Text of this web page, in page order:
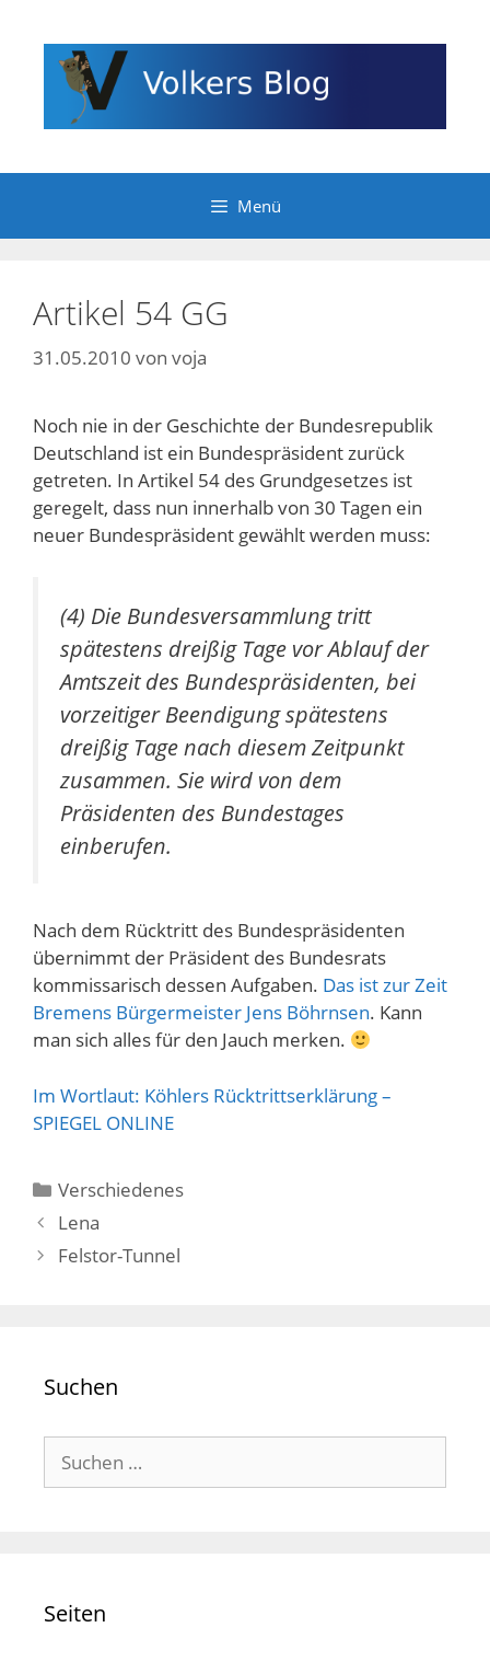
Inhalt
springen
Menü
Artikel 54 GG
31.05.2010 von voja
Noch nie in der Geschichte der Bundesrepublik
Deutschland ist ein Bundespräsident zurück
getreten. In Artikel 54 des Grundgesetzes ist
geregelt, dass nun innerhalb von 30 Tagen ein
neuer Bundespräsident gewählt werden muss:
(4) Die Bundesversammlung tritt
spätestens dreißig Tage vor Ablauf der
Amtszeit des Bundespräsidenten, bei
vorzeitiger Beendigung spätestens
dreißig Tage nach diesem Zeitpunkt
zusammen. Sie wird von dem
Präsidenten des Bundestages
einberufen.
Nach dem Rücktritt des Bundespräsidenten
übernimmt der Präsident des Bundesrats
kommissarisch dessen Aufgaben. Das ist zur Zeit
Bremens Bürgermeister Jens Böhrnsen. Kann
man sich alles für den Jauch merken.
Im Wortlaut: Köhlers Rücktrittserklärung –
SPIEGEL ONLINE
Kategorien
Verschiedenes
Lena
Felstor-Tunnel
Suchen
nach:
Seiten